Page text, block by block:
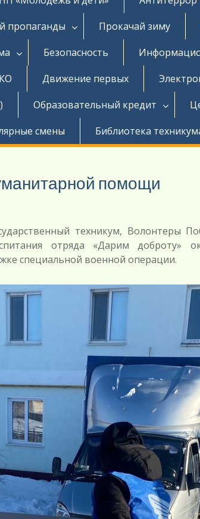
пропаганды
Прокачай зиму
Безопасность
Движение первых
Образовательный кредит
смены Библиотека
помощи
техникум, Волонтеры
отряда «Дарим доброту»
специальной военной операции.